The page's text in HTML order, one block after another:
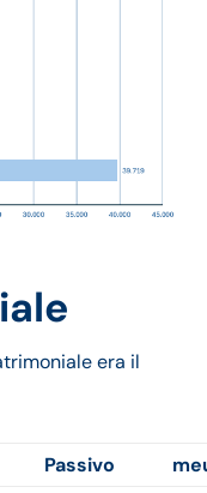
era il
Passivo